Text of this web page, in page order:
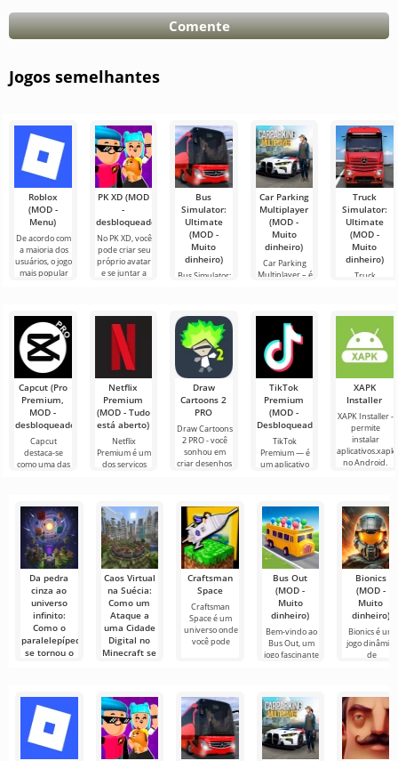
Comente
Jogos semelhantes
Roblox
(MOD -
Menu)
De acordo com
a maioria dos
usuários, o jogo
mais popular
PK XD (MOD
-
desbloqueado)
No PK XD, você
pode criar seu
próprio avatar
e se juntar a
Bus
Simulator:
Ultimate
(MOD -
Muito
dinheiro)
Bus Simulator:
para Android
que oferece
infinitas
Car Parking
Multiplayer
(MOD -
Muito
dinheiro)
Car Parking
Multiplayer – é
os jogadores
assumem o
papel de
Truck
Simulator:
Ultimate
(MOD -
Muito
dinheiro)
Truck
um simulador
de transporte
de carga e um
Capcut (Pro
Premium,
MOD -
desbloqueado)
Capcut
destaca-se
como uma das
para edição de
vídeo,
garantindo um
Netflix
Premium
(MOD - Tudo
está aberto)
Netflix
Premium é um
dos serviços
programas de
TV em
Draw
Cartoons 2
PRO
Draw Cartoons
2 PRO - você
sonhou em
criar desenhos
até
TikTok
Premium
(MOD -
Desbloqueado)
TikTok
Premium — é
um aplicativo
outros
usuários ou
encontrar
XAPK
Installer
XAPK Installer -
permite
instalar
aplicativos.xapk
no Android.
Da pedra
cinza ao
universo
infinito:
Como o
paralelepípedo
se tornou o
Todo grande
mundo começa
pequeno. Para
Minecraft,
Caos Virtual
na Suécia:
Como um
Ataque a
uma Cidade
Digital no
Minecraft se
Minecraft está
repleto de
histórias
Craftsman
Space
Craftsman
Space é um
universo onde
você pode
Bus Out
(MOD -
Muito
dinheiro)
Bem-vindo ao
Bus Out, um
jogo fascinante
Bionics
(MOD -
Muito
dinheiro)
Bionics é um
jogo dinâmico
de